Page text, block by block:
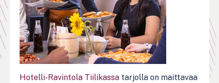
Hotelli-Ravintola Tiilikassa tarjolla on maittavaa